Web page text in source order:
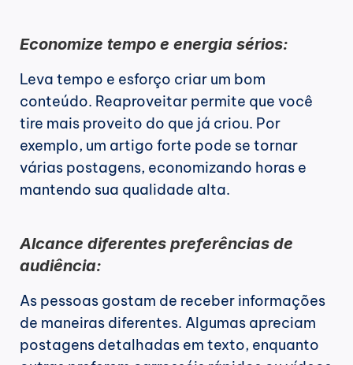
Economize tempo e energia sérios:
Leva tempo e esforço criar um bom
conteúdo. Reaproveitar permite que você
tire mais proveito do que já criou. Por
exemplo, um artigo forte pode se tornar
várias postagens, economizando horas e
mantendo sua qualidade alta.
Alcance diferentes preferências de
audiência:
As pessoas gostam de receber informações
de maneiras diferentes. Algumas apreciam
postagens detalhadas em texto, enquanto